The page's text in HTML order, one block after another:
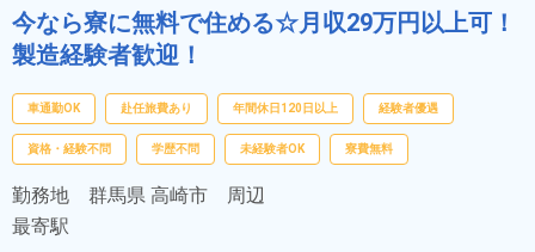
今なら寮に無料で住める☆月収29万円以上可！
製造経験者歓迎！
車通勤OK 赴任旅費あり 年間休日120日以上 経験者優遇
資格・経験不問 学歴不問 未経験者OK 寮費無料
勤務地 群馬県 高崎市 周辺
最寄駅